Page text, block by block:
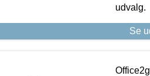
udvalg.
Se